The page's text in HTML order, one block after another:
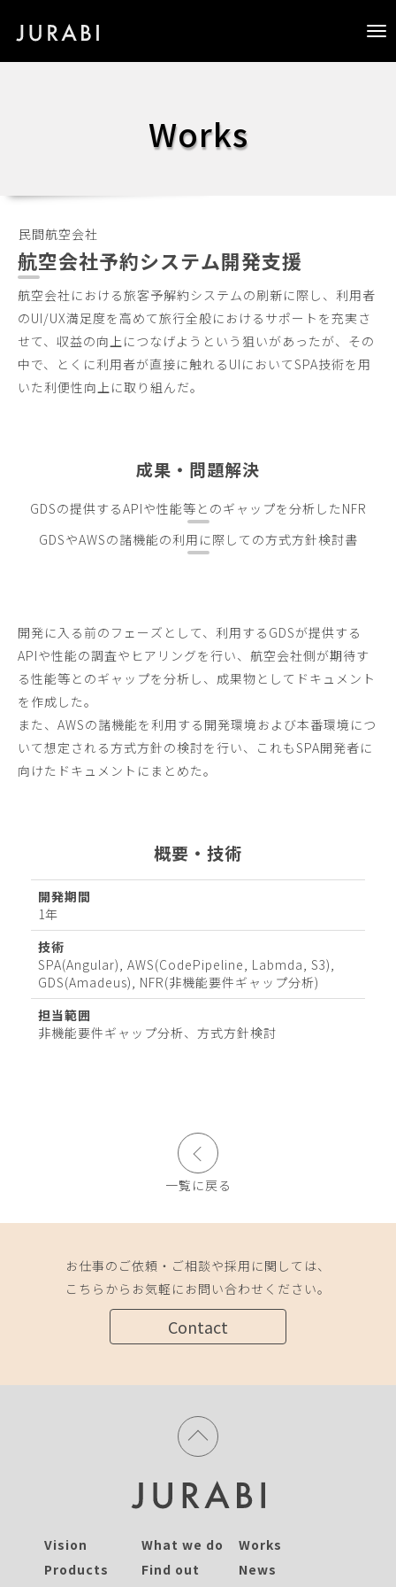
Works
民間航空会社
航空会社予約システム開発支援
航空会社における旅客予解約システムの刷新に際し、利用者
のUI/UX満足度を高めて旅行全般におけるサポートを充実さ
せて、収益の向上につなげようという狙いがあったが、その
中で、とくに利用者が直接に触れるUIにおいてSPA技術を用
いた利便性向上に取り組んだ。
成果・問題解決
GDSの提供するAPIや性能等とのギャップを分析したNFR
GDSやAWSの諸機能の利用に際しての方式方針検討書
開発に入る前のフェーズとして、利用するGDSが提供する
APIや性能の調査やヒアリングを行い、航空会社側が期待す
る性能等とのギャップを分析し、成果物としてドキュメント
を作成した。
また、AWSの諸機能を利用する開発環境および本番環境につ
いて想定される方式方針の検討を行い、これもSPA開発者に
向けたドキュメントにまとめた。
概要・技術
開発期間
1年
技術
SPA(Angular), AWS(CodePipeline, Labmda, S3),
GDS(Amadeus), NFR(非機能要件ギャップ分析)
担当範囲
非機能要件ギャップ分析、方式方針検討
一覧に戻る
お仕事のご依頼・ご相談や採用に関しては、
こちらからお気軽にお問い合わせください。
Contact
Vision What we do
Works
Products
Find out
News